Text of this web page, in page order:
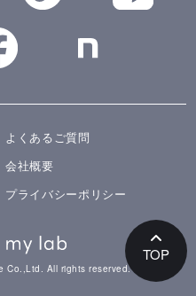
TOP
よくあるご質問
会社概要
プライバシーポリシー
Co.,Ltd. All rights reserved.